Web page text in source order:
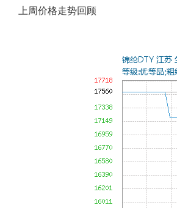
上周价格走势回顾